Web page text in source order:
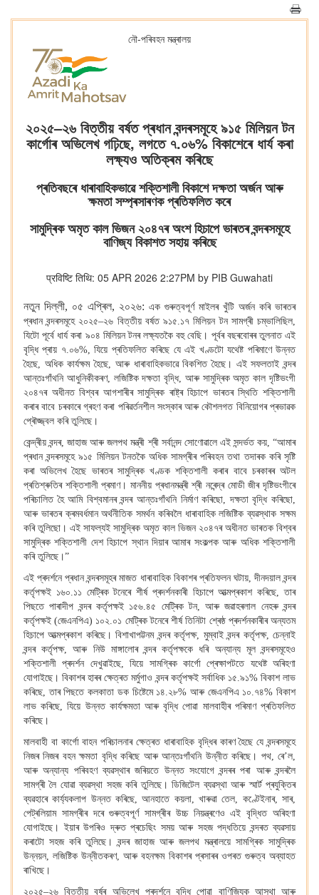
নৌ-পৰিবহন মন্ত্ৰালয়
২০২৫–২৬ বিত্তীয় বৰ্ষত প্ৰধান বন্দৰসমূহে ৯১৫ মিলিয়ন টন
কাৰ্গোৰ অভিলেখ গঢ়িছে, লগতে ৭.০৬% বিকাশেৰে ধাৰ্য কৰা
লক্ষ্যও অতিক্ৰম কৰিছে
প্ৰতিবছৰে ধাৰাবাহিকভাৱে শক্তিশালী বিকাশে দক্ষতা অৰ্জন আৰু
ক্ষমতা সম্প্ৰসাৰণক প্ৰতিফলিত কৰে
সামুদ্ৰিক অমৃত কাল ভিজন ২০৪৭ৰ অংশ হিচাপে ভাৰতৰ বন্দৰসমূহে
বাণিজ্য বিকাশত সহায় কৰিছে
प्रविष्टि तिथि: 05 APR 2026 2:27PM by PIB Guwahati
নতুন দিল্লী, ০৫ এপ্ৰিল, ২০২৬: এক গুৰুত্বপূৰ্ণ মাইলৰ খুঁটি অৰ্জন কৰি ভাৰতৰ
প্ৰধান বন্দৰসমূহে ২০২৫–২৬ বিত্তীয় বৰ্ষত ৯১৫.১৭ মিলিয়ন টন সামগ্ৰী চম্ভালিছিল,
যিটো পূৰ্বে ধাৰ্য কৰা ৯০৪ মিলিয়ন টনৰ লক্ষ্যতকৈ বহু বেছি। পূৰ্বৰ বছৰবোৰৰ তুলনাত এই
বৃদ্ধি প্ৰায় ৭.০৬%,যিয়ে প্ৰতিফলিত কৰিছে যে এই খণ্ডটো যথেষ্ট পৰিমাণে উন্নত
হৈছে, অধিক কাৰ্যক্ষম হৈছে, আৰু ধাৰাবাহিকভাৱে বিকশিত হৈছে। এই সফলতাই বন্দৰ
আন্তঃগাঁথনি আধুনিকীকৰণ, লজিষ্টিক দক্ষতা বৃদ্ধি, আৰু সামুদ্ৰিক অমৃত কাল দৃষ্টিভংগী
২০৪৭ৰ অধীনত বিশ্বৰ আগশাৰীৰ সামুদ্ৰিক ৰাষ্ট্ৰ হিচাপে ভাৰতৰ স্থিতি শক্তিশালী
কৰাৰ বাবে চৰকাৰে গ্ৰহণ কৰা পৰিৱৰ্তনশীল সংস্কাৰ আৰু কৌশলগত বিনিয়োগৰ প্ৰভাৱক
প্ৰৌজ্জ্বল কৰি তুলিছে।
কেন্দ্ৰীয় বন্দৰ,জাহাজ আৰু জলপথ মন্ত্ৰী শ্ৰী সৰ্বানন্দ সোণোৱালে এই সন্দৰ্ভত কয়, “আমাৰ
প্ৰধান বন্দৰসমূহে ৯১৫ মিলিয়ন টনতকৈ অধিক সামগ্ৰীৰ পৰিবহন তথা তদাৰক কৰি সৃষ্টি
কৰা অভিলেখ হৈছে ভাৰতৰ সামুদ্ৰিক খণ্ডক শক্তিশালী কৰাৰ বাবে চৰকাৰৰ অটল
প্ৰতিশ্ৰুতিৰ শক্তিশালী প্ৰমাণ। মাননীয় প্ৰধানমন্ত্ৰী শ্ৰী নৰেন্দ্ৰ মোডী জীৰ দৃষ্টিভংগীৰে
পৰিচালিত হৈ আমি বিশ্বমানৰ বন্দৰ আন্তঃগাঁথনি নিৰ্মাণ কৰিছো,দক্ষতা বৃদ্ধি কৰিছো,
আৰু ভাৰতৰ ক্ৰমবৰ্ধমান অৰ্থনীতিক সমৰ্থন কৰিবলৈ ধাৰাবাহিক লজিষ্টিক ব্যৱস্থাক সক্ষম
কৰি তুলিছো। এই সাফল্যই সামুদ্ৰিক অমৃত কাল ভিজন ২০৪৭ৰ অধীনত ভাৰতক বিশ্বৰ
সামুদ্ৰিক শক্তিশালী দেশ হিচাপে স্থান দিয়াৰ আমাৰ সংকল্পক আৰু অধিক শক্তিশালী
কৰি তুলিছে।”
এই প্ৰদৰ্শনে প্ৰধান বন্দৰসমূহৰ মাজত ধাৰাবাহিক বিকাশৰ প্ৰতিফলন ঘটায়,দীনদয়াল বন্দৰ
কৰ্তৃপক্ষই ১৬০.১১ মেট্ৰিক টনেৰে শীৰ্ষ প্ৰদৰ্শনকাৰী হিচাপে আত্মপ্ৰকাশ কৰিছে,তাৰ
পিছতে পাৰাদীপ বন্দৰ কৰ্তৃপক্ষই ১৫৬.৪৫ মেট্ৰিক টন,আৰু জৱাহৰলাল নেহৰু বন্দৰ
কৰ্তৃপক্ষই (জেএনপিএ) ১০২.০১ মেট্ৰিক টনেৰে শীৰ্ষ তিনিটা শ্ৰেষ্ঠ প্ৰদৰ্শনকাৰীৰ অন্যতম
হিচাপে আত্মপ্ৰকাশ কৰিছে। বিশাখাপট্টনম বন্দৰ কৰ্তৃপক্ষ, মুম্বাই বন্দৰ কৰ্তৃপক্ষ,চেন্নাই
বন্দৰ কৰ্তৃপক্ষ,আৰু নিউ মাঙ্গালোৰ বন্দৰ কৰ্তৃপক্ষকে ধৰি অন্যান্য মূল বন্দৰসমূহেও
শক্তিশালী প্ৰদৰ্শন দেখুৱাইছে,যিয়ে সামগ্ৰিক কাৰ্গো প্ৰেক্ষাপটতে যথেষ্ট অৰিহণা
যোগাইছে। বিকাশৰ হাৰৰ ক্ষেত্ৰত মৰ্মুগাও বন্দৰ কৰ্তৃপক্ষই সৰ্বাধিক ১৫.৯১% বিকাশ লাভ
কৰিছে,তাৰ পিছতে কলকাতা ডক চিষ্টেমে ১৪.২৮% আৰু জেএনপিএ ১০.৭৪% বিকাশ
লাভ কৰিছে,যিয়ে উন্নত কাৰ্যক্ষমতা আৰু বৃদ্ধি পোৱা মালবাহীৰ পৰিমাণ প্ৰতিফলিত
কৰিছে।
মালবাহী বা কাৰ্গো বাহন পৰিচালনাৰ ক্ষেত্ৰত ধাৰাবাহিক বৃদ্ধিৰ কাৰণ হৈছে যে বন্দৰসমূহে
নিজৰ নিজৰ বহন ক্ষমতা বৃদ্ধি কৰিছে আৰু আন্তঃগাঁথনি উন্নীত কৰিছে। পথ,ৰে’ল,
আৰু অন্যান্য পৰিবহণ ব্যৱস্থাৰ জৰিয়তে উন্নত সংযোগে বন্দৰৰ পৰা আৰু বন্দৰলৈ
সামগ্ৰী লৈ যোৱা ব্যৱস্থা সহজ কৰি তুলিছে। ডিজিটেল ব্যৱস্থা আৰু স্মাৰ্ট প্ৰযুক্তিৰ
ব্যৱহাৰে কাৰ্য্যকলাপ উন্নত কৰিছে,আনহাতে কয়লা,খাৰুৱা তেল, কণ্টেইনাৰ,সাৰ,
পেট্ৰলিয়াম সামগ্ৰীৰ দৰে গুৰুত্বপূৰ্ণ সামগ্ৰীৰ উচ্চ নিয়ন্ত্ৰণেও এই বৃদ্ধিত অৰিহণা
যোগাইছে। ইয়াৰ উপৰিও দ্ৰুত প্ৰচেছিং সময় আৰু সহজ পদ্ধতিয়ে বন্দৰত ব্যৱসায়
কৰাটো সহজ কৰি তুলিছে। বন্দৰ জাহাজ আৰু জলপথ মন্ত্ৰালয়ে সামগ্ৰিক সামুদ্ৰিক
উন্নয়ন,লজিষ্টিক উন্নীতকৰণ,আৰু বহনক্ষম বিকাশৰ প্ৰসাৰৰ ওপৰত গুৰুত্ব অব্যাহত
ৰাখিছে।
২০২৫–২৬ বিত্তীয় বৰ্ষৰ অভিলেখ প্ৰদৰ্শনে বৃদ্ধি পোৱা বাণিজ্যিক আস্থা আৰু